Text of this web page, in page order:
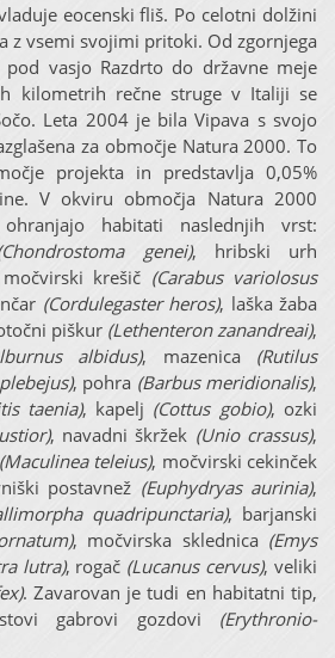
eocenski fliš. Po celotni dolžini
z vsemi svojimi pritoki. Od zgornjega
vasjo Razdrto do državne meje
kilometrih rečne struge v Italiji se
Leta 2004 je bila Vipava s svojo
za območje Natura 2000. To
projekta in predstavlja 0,05%
V okviru območja Natura 2000
habitati naslednjih vrst:
genei), hribski urh
krešič (Carabus variolosus
(Cordulegaster heros), laška žaba
piškur (Lethenteron zanandreai),
albidus), mazenica (Rutilus
, pohra (Barbus meridionalis),
taenia), kapelj (Cottus gobio), ozki
, navadni škržek (Unio crassus),
(Maculinea teleius), močvirski cekinček
postavnež (Euphydryas aurinia),
quadripunctaria), barjanski
, močvirska sklednica (Emys
lutra), rogač (Lucanus cervus), veliki
. Zavarovan je tudi en habitatni tip,
gabrovi gozdovi (Erythronio-